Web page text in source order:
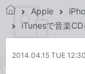
で
ネ
Apple
iTunesで音楽
2014.04.15 TUE 12:30